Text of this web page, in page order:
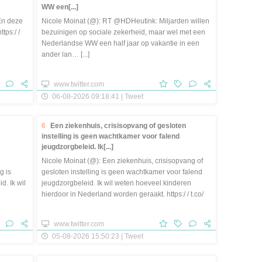
deze
/
WW een[...]
Nicole Moinat (@): RT @HDHeutink: Miljarden willen
bezuinigen op sociale zekerheid, maar wel met een
Nederlandse WW een half jaar op vakantie in een
ander lan… [...]
www.twitter.com
06-08-2026 09:18:41 | Tweet
is
Ik wil
6
Een ziekenhuis, crisisopvang of gesloten
instelling is geen wachtkamer voor falend
jeugdzorgbeleid. Ik[...]
Nicole Moinat (@): Een ziekenhuis, crisisopvang of
gesloten instelling is geen wachtkamer voor falend
jeugdzorgbeleid. Ik wil weten hoeveel kinderen
hierdoor in Nederland worden geraakt. https:/ / t.co/
www.twitter.com
05-08-2026 15:50:23 | Tweet